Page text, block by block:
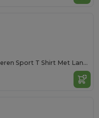
Sporty Lsl Men Heren Sport T Shirt Met Lange Mouwen